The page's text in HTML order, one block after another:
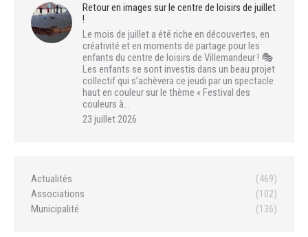
Retour en images sur le centre de loisirs de juillet
!
Le mois de juillet a été riche en découvertes, en
créativité et en moments de partage pour les
enfants du centre de loisirs de Villemandeur ! 🎭
Les enfants se sont investis dans un beau projet
collectif qui s’achèvera ce jeudi par un spectacle
haut en couleur sur le thème « Festival des
couleurs à…
23 juillet 2026
Actualités
(469)
Associations
(102)
Municipalité
(136)